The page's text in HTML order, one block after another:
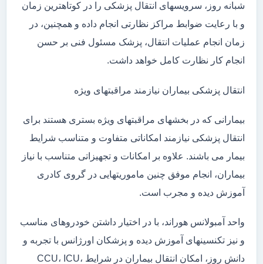
شبانه روز، سرویسهای انتقال پزشکی را در کوتاهترین زمان
و با رعایت ضوابط مراکز نظارتی انجام داده و همچنین، در
زمان انجام عملیات انتقال، پزشک مسئول فنی بر حسن
انجام کار نظارت کامل خواهد داشت.
انتقال پزشکی بیماران نیازمند مراقبتهای ویژه
بیمارانی که در بخشهای مراقبتهای ویژه بستری هستند برای
انتقال پزشکی نیازمند امکاناتی متفاوت و متناسب شرایط
بیمار می باشند. علاوه بر امکانات و تجهیزاتی متناسب با نیاز
بیماران، انجام موفق چنین ماموریتهایی در گروی کادری
آموزش دیده و مجرب است.
واحد آمبولانس هوراند، با در اختیار داشتن خودروهای مناسب
و نیز تکنسینهای آموزش دیده و پزشکان اورژانس با تجربه و
دانش روز، امکان انتقال بیماران در شرایط CCU، ICU،